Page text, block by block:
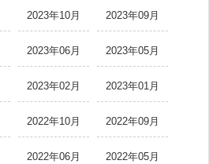
2023年10月 2023年09月
2023年06月 2023年05月
2023年02月 2023年01月
2022年10月 2022年09月
2022年06月 2022年05月